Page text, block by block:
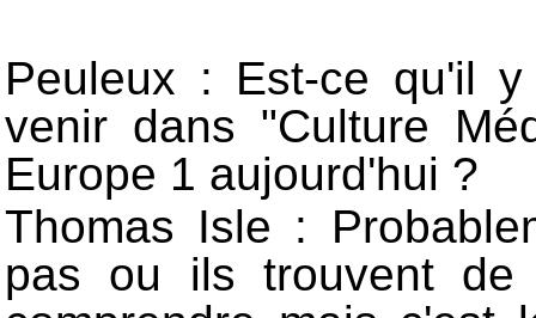
Peuleux : Est-ce qu'il
venir dans "Culture
Europe 1 aujourd'hui ?
Thomas Isle :
pas ou ils trouvent